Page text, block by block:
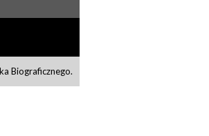
Biograficznego.